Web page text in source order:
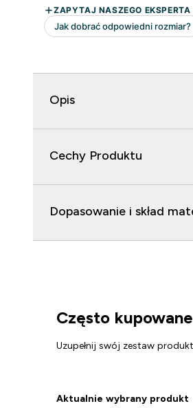
Opis
Cechy Produktu
Dopasowanie i skład
Często
Uzupełnij swój zestaw
Aktualnie wybrany produkt